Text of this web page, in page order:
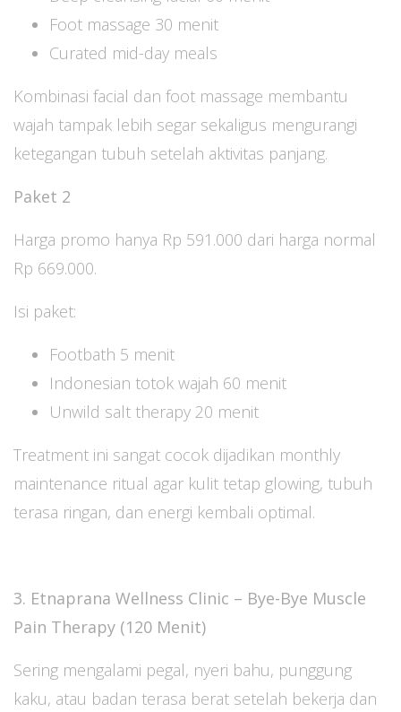
Foot massage 30 menit
Curated mid-day meals
Kombinasi facial dan foot massage membantu
wajah tampak lebih segar sekaligus mengurangi
ketegangan tubuh setelah aktivitas panjang.
Paket 2
Harga promo hanya Rp 591.000 dari harga normal
Rp 669.000.
Isi paket:
Footbath 5 menit
Indonesian totok wajah 60 menit
Unwild salt therapy 20 menit
Treatment ini sangat cocok dijadikan monthly
maintenance ritual agar kulit tetap glowing, tubuh
terasa ringan, dan energi kembali optimal.
3. Etnaprana Wellness Clinic – Bye-Bye Muscle
Pain Therapy (120 Menit)
Sering mengalami pegal, nyeri bahu, punggung
kaku, atau badan terasa berat setelah bekerja dan